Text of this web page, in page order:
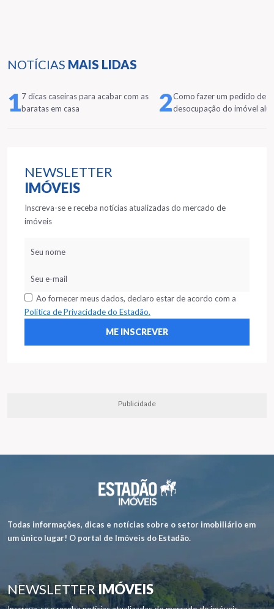
NOTÍCIAS MAIS LIDAS
17 dicas caseiras para acabar com as
baratas em casa
2Como fazer um pedido de
desocupação do imóvel
NEWSLETTER
IMÓVEIS
Inscreva-se e receba notícias atualizadas do mercado de
imóveis
Ao fornecer meus dados, declaro estar de acordo com a
Política de Privacidade do Estadão.
Publicidade
Todas informações, dicas e notícias sobre o setor imobiliário em
um único lugar! O portal de Imóveis do Estadão.
NEWSLETTERIMÓVEIS